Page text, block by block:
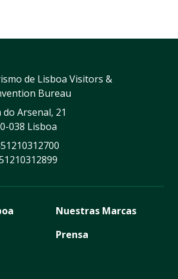
de Lisboa Visitors &
Bureau
do Arsenal, 21
038 Lisboa
Nuestras Marcas
Prensa